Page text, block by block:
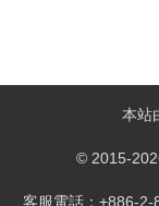
本站
© 2015-
客服電話：+886-